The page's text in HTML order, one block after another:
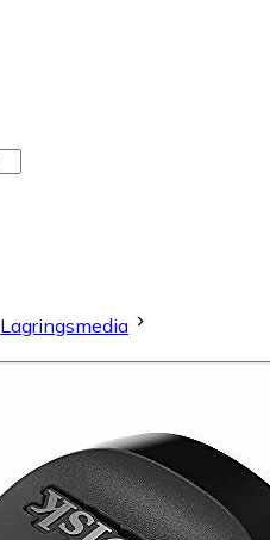
Lagringsmedia